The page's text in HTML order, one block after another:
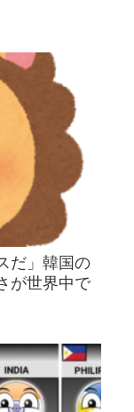
だ」韓国の
が世界中で